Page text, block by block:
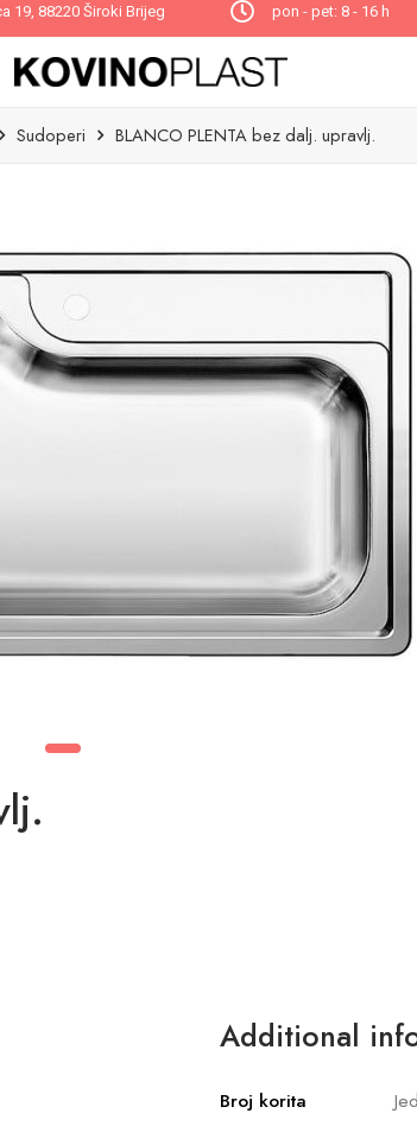
19, 88220 Široki Brijeg pon - pet: 8 - 16 h
Sudoperi BLANCO PLENTA bez dalj. upravlj.
Additional
Broj korita